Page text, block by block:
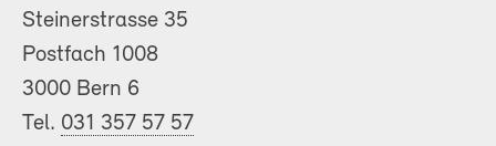
Steinerstrasse 35
Postfach 1008
3000 Bern 6
Tel. 031 357 57 57